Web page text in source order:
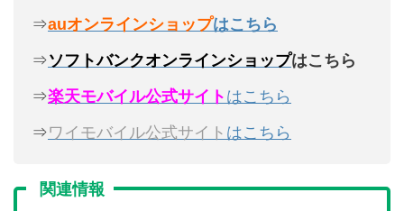
⇒auオンラインショップはこちら
⇒ソフトバンクオンラインショップはこちら
⇒楽天モバイル公式サイト はこちら
⇒ワイモバイル公式サイト はこちら
関連情報